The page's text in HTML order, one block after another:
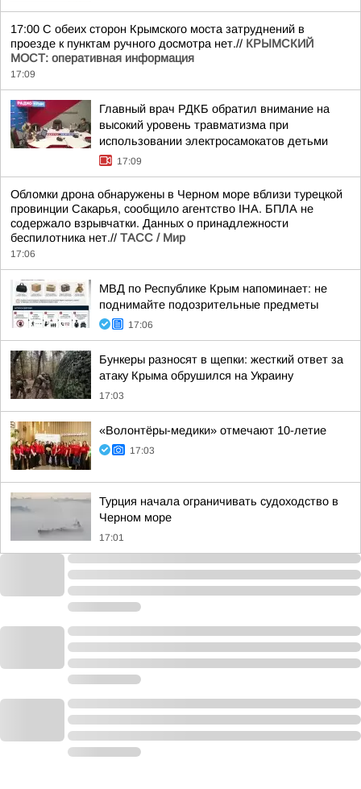
17:00 С обеих сторон Крымского моста затруднений в
проезде к пунктам ручного досмотра нет.// КРЫМСКИЙ
МОСТ: оперативная информация
17:09
Главный врач РДКБ обратил внимание на
высокий уровень травматизма при
использовании электросамокатов детьми
17:09
Обломки дрона обнаружены в Черном море вблизи турецкой
провинции Сакарья, сообщило агентство IHA. БПЛА не
содержало взрывчатки. Данных о принадлежности
беспилотника нет.// ТАСС / Мир
17:06
МВД по Республике Крым напоминает: не
поднимайте подозрительные предметы
17:06
Бункеры разносят в щепки: жесткий ответ за
атаку Крыма обрушился на Украину
17:03
«Волонтёры-медики» отмечают 10-летие
17:03
Турция начала ограничивать судоходство в
Черном море
17:01